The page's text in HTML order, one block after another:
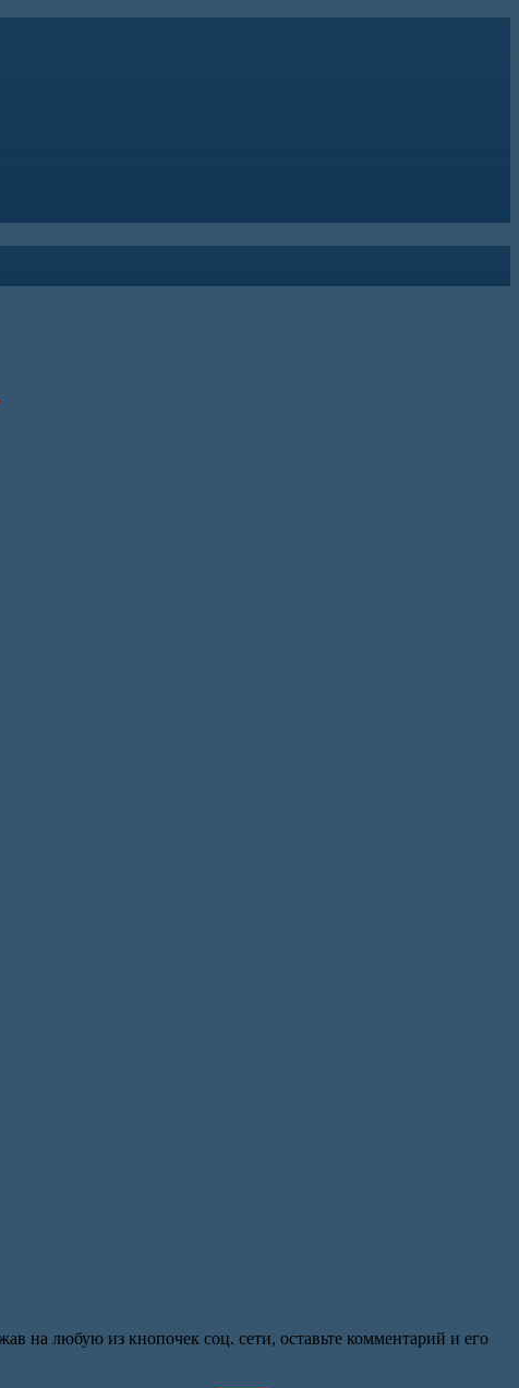
на любую из кнопочек соц. сети, оставьте комментарий и его